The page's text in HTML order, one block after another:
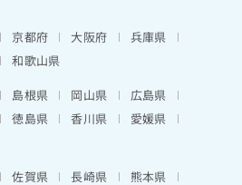
京都府 大阪府
兵庫県
和歌山県
島根県 岡山県
広島県
徳島県 香川県
愛媛県
佐賀県 長崎県
熊本県